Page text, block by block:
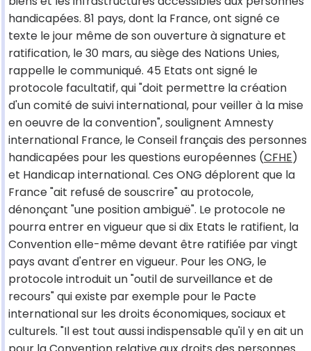
handicapées. 81 pays, dont la France, ont signé ce
texte le jour même de son ouverture à signature et
ratification, le 30 mars, au siège des Nations Unies,
rappelle le communiqué. 45 Etats ont signé le
protocole facultatif, qui "doit permettre la création
d'un comité de suivi international, pour veiller à la mise
en oeuvre de la convention", soulignent Amnesty
international France, le Conseil français des personnes
handicapées pour les questions européennes (CFHE)
et Handicap international. Ces ONG déplorent que la
France "ait refusé de souscrire" au protocole,
dénonçant "une position ambiguë". Le protocole ne
pourra entrer en vigueur que si dix Etats le ratifient, la
Convention elle-même devant être ratifiée par vingt
pays avant d'entrer en vigueur. Pour les ONG, le
protocole introduit un "outil de surveillance et de
recours" qui existe par exemple pour le Pacte
international sur les droits économiques, sociaux et
culturels. "Il est tout aussi indispensable qu'il y en ait un